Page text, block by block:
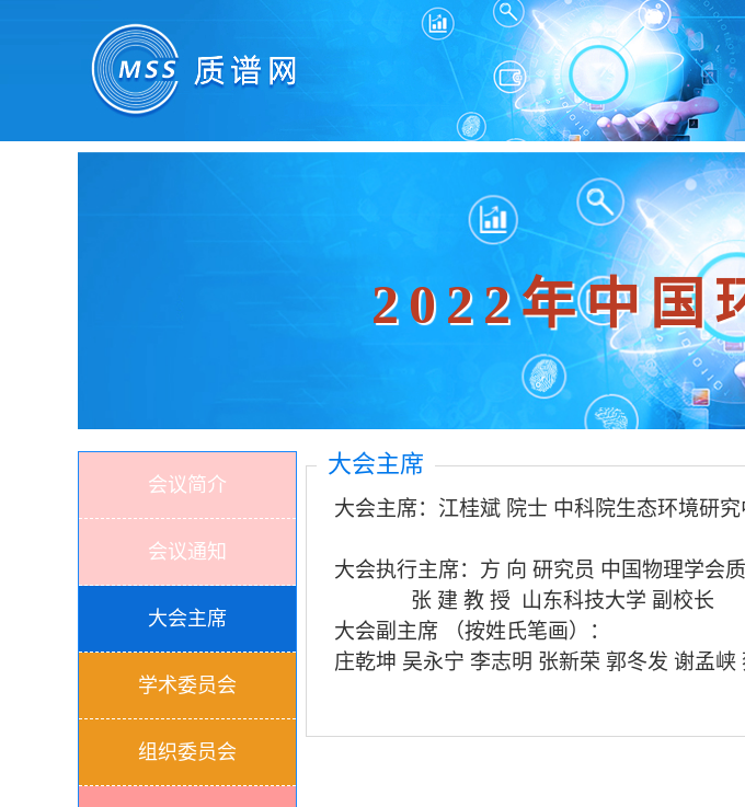
2022年中国
会议简介
会议通知
大会主席
学术委员会
组织委员会
大会主席
大会主席： 江桂斌 院士 中科院生态环境研究
大会执行主席：方 向 研究员 中国物理学会
张 建 教 授 山东科技大学 副校长
大会副主席 （按姓氏笔画）
：
庄乾坤 吴永宁 李志明 张新荣 郭冬发 谢孟峡